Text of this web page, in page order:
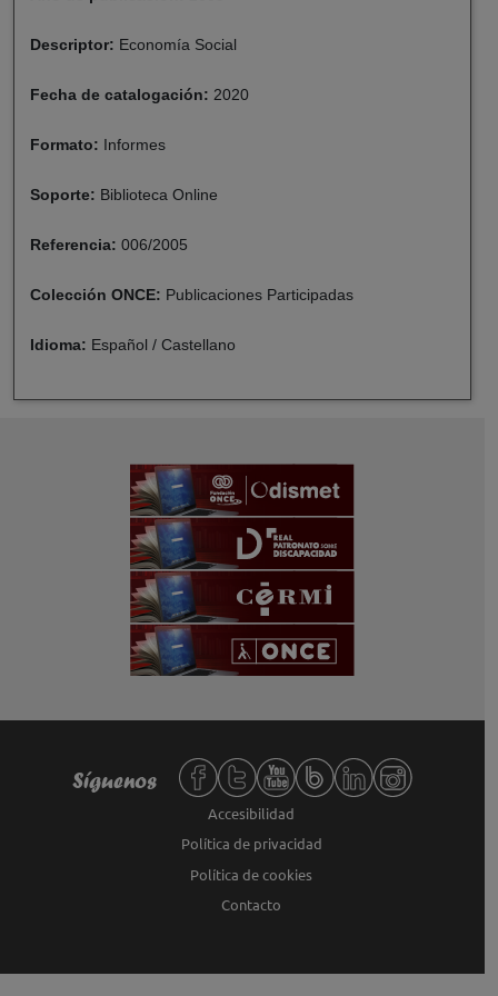
Descriptor: Economía Social
Fecha de catalogación: 2020
Formato: Informes
Soporte: Biblioteca Online
Referencia: 006/2005
Colección ONCE: Publicaciones Participadas
Idioma: Español / Castellano
Redes sociales de Fundación ONCE,
Síguenos
Accesibilidad
Política de privacidad
Política de cookies
Contacto